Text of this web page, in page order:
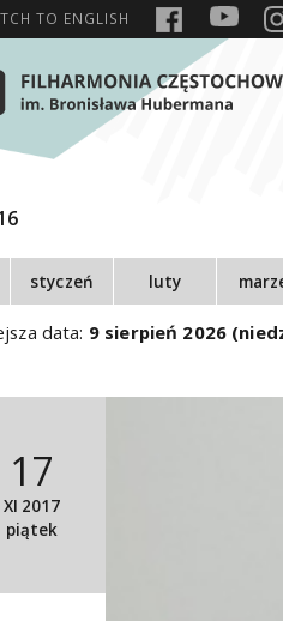
TO ENGLISH
styczeń luty
data: 9 sierpień 2026
17
XI 2017
piątek